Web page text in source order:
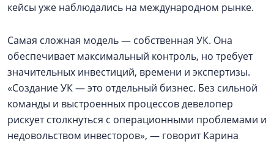
кейсы уже наблюдались на международном рынке.
Самая сложная модель — собственная УК. Она
обеспечивает максимальный контроль, но требует
значительных инвестиций, времени и экспертизы.
«Создание УК — это отдельный бизнес. Без сильной
команды и выстроенных процессов девелопер
рискует столкнуться с операционными проблемами и
недовольством инвесторов», — говорит Карина